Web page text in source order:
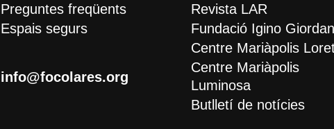
Preguntes freqüents
Espais segurs
info@focolares.org
Revista LAR
Fundació Igino
Centre Mariàpolis
Centre Mariàpolis
Luminosa
Butlletí de notícies